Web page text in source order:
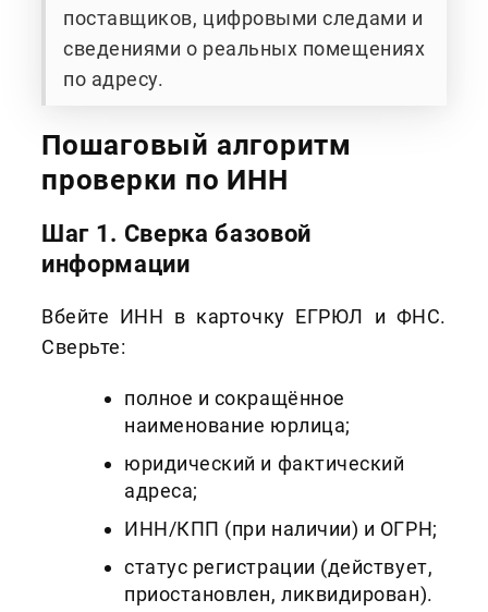
поставщиков, цифровыми следами и
сведениями о реальных помещениях
по адресу.
Пошаговый алгоритм
проверки по ИНН
Шаг 1. Сверка базовой
информации
Вбейте ИНН в карточку ЕГРЮЛ и ФНС.
Сверьте:
полное и сокращённое
наименование юрлица;
юридический и фактический
адреса;
ИНН/КПП (при наличии) и ОГРН;
статус регистрации (действует,
приостановлен, ликвидирован).